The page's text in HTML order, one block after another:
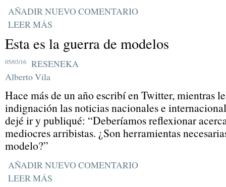
AÑADIR NUEVO COMENTARIO
LEER MÁS
Esta es la guerra de modelos
05/03/16
RESENEKA
Alberto Vila
Hace más de un año escribí en Twitter, mientras
indignación las noticias nacionales e
dejé ir y publiqué: “Deberíamos reflexionar
mediocres arribistas. ¿Son herramientas
modelo?”
AÑADIR NUEVO COMENTARIO
LEER MÁS